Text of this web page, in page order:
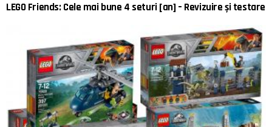
LEGO Friends: Cele mai bune 4 seturi [an] – Revizuire și testare